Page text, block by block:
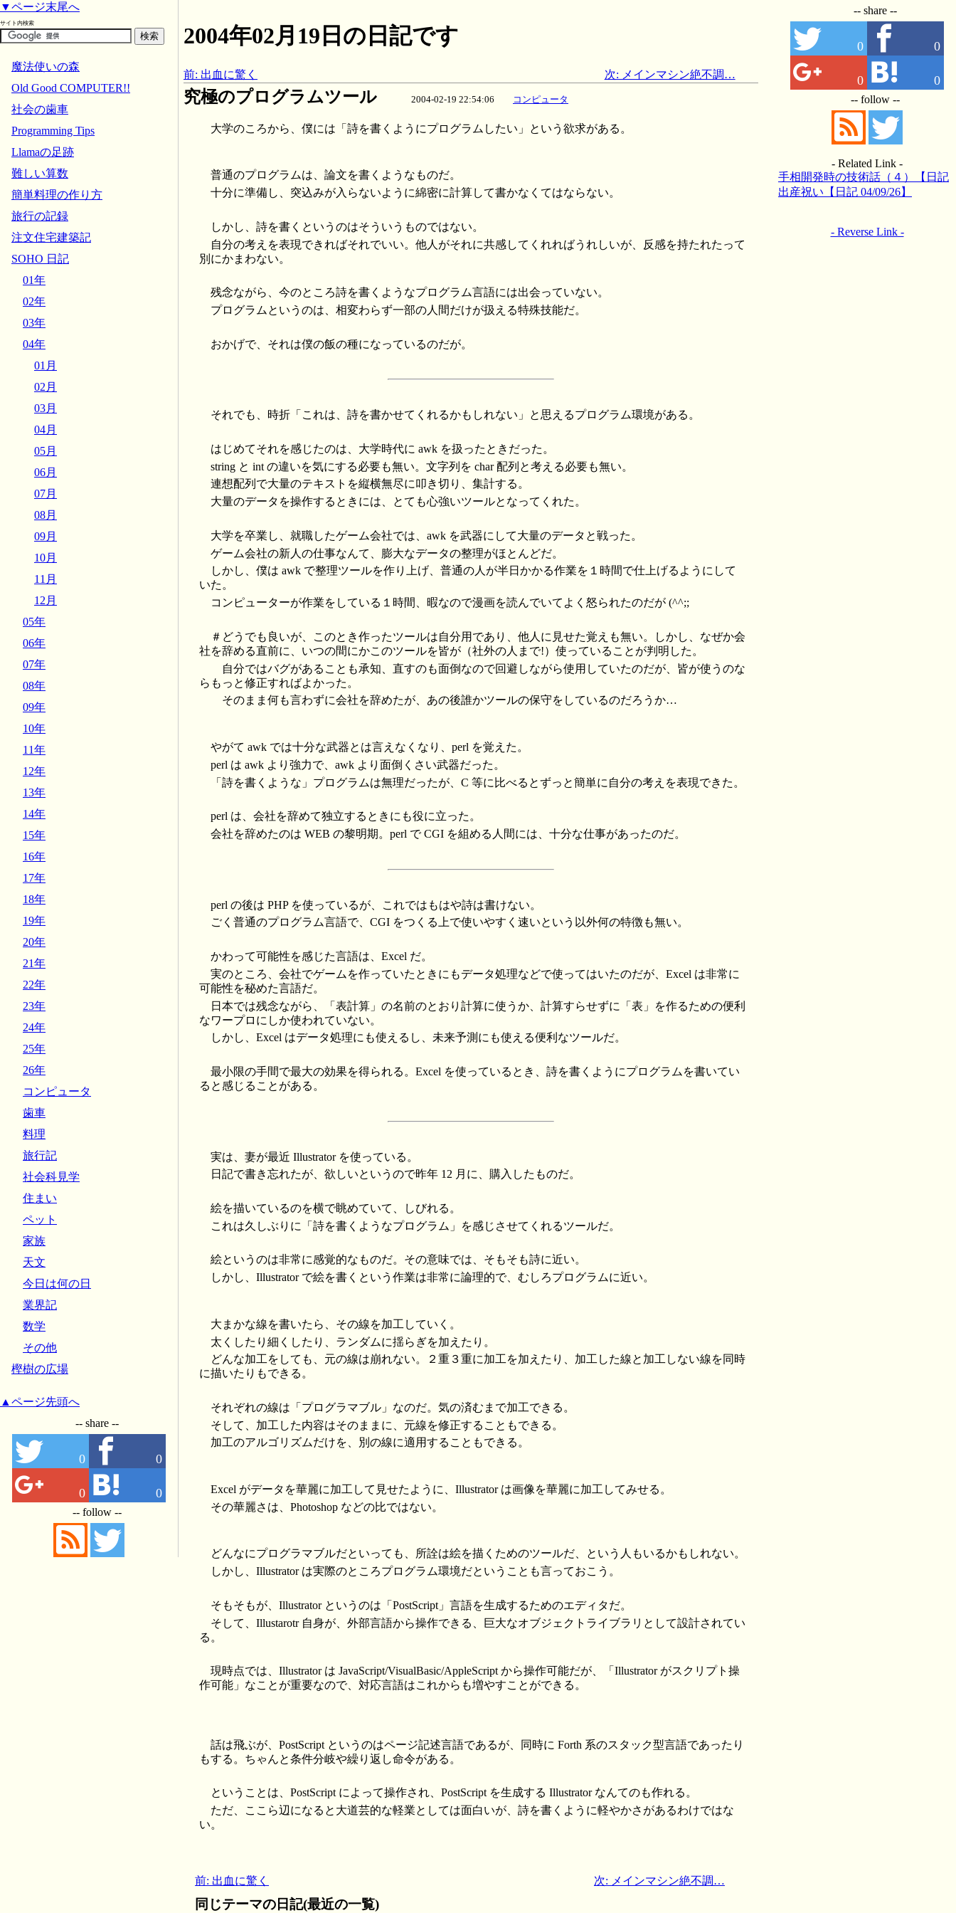
2004年02月19日の日記です
前: 出血に驚く 次: メインマシン絶不調…
究極のプログラムツール 2004-02-19 22:54:06 コンピュータ
大学のころから、僕には「詩を書くようにプログラムしたい」という欲求がある。
普通のプログラムは、論文を書くようなものだ。
十分に準備し、突込みが入らないように綿密に計算して書かなくてはならない。
しかし、詩を書くというのはそういうものではない。
自分の考えを表現できればそれでいい。他人がそれに共感してくれればうれしいが、反感を持たれたって
別にかまわない。
残念ながら、今のところ詩を書くようなプログラム言語には出会っていない。
プログラムというのは、相変わらず一部の人間だけが扱える特殊技能だ。
おかげで、それは僕の飯の種になっているのだが。
それでも、時折「これは、詩を書かせてくれるかもしれない」と思えるプログラム環境がある。
はじめてそれを感じたのは、大学時代に awk を扱ったときだった。
string と int の違いを気にする必要も無い。文字列を char 配列と考える必要も無い。
連想配列で大量のテキストを縦横無尽に叩き切り、集計する。
大量のデータを操作するときには、とても心強いツールとなってくれた。
大学を卒業し、就職したゲーム会社では、awk を武器にして大量のデータと戦った。
ゲーム会社の新人の仕事なんて、膨大なデータの整理がほとんどだ。
しかし、僕は awk で整理ツールを作り上げ、普通の人が半日かかる作業を１時間で仕上げるようにして
いた。
コンピューターが作業をしている１時間、暇なので漫画を読んでいてよく怒られたのだが (^^;;
＃どうでも良いが、このとき作ったツールは自分用であり、他人に見せた覚えも無い。しかし、なぜか会
社を辞める直前に、いつの間にかこのツールを皆が（社外の人まで!）使っていることが判明した。
自分ではバグがあることも承知、直すのも面倒なので回避しながら使用していたのだが、皆が使うのな
らもっと修正すればよかった。
そのまま何も言わずに会社を辞めたが、あの後誰かツールの保守をしているのだろうか…
やがて awk では十分な武器とは言えなくなり、perl を覚えた。
perl は awk より強力で、awk より面倒くさい武器だった。
「詩を書くような」プログラムは無理だったが、C 等に比べるとずっと簡単に自分の考えを表現できた。
perl は、会社を辞めて独立するときにも役に立った。
会社を辞めたのは WEB の黎明期。perl で CGI を組める人間には、十分な仕事があったのだ。
perl の後は PHP を使っているが、これではもはや詩は書けない。
ごく普通のプログラム言語で、CGI をつくる上で使いやすく速いという以外何の特徴も無い。
かわって可能性を感じた言語は、Excel だ。
実のところ、会社でゲームを作っていたときにもデータ処理などで使ってはいたのだが、Excel は非常に
可能性を秘めた言語だ。
日本では残念ながら、「表計算」の名前のとおり計算に使うか、計算すらせずに「表」を作るための便利
なワープロにしか使われていない。
しかし、Excel はデータ処理にも使えるし、未来予測にも使える便利なツールだ。
最小限の手間で最大の効果を得られる。Excel を使っているとき、詩を書くようにプログラムを書いてい
ると感じることがある。
実は、妻が最近 Illustrator を使っている。
日記で書き忘れたが、欲しいというので昨年 12 月に、購入したものだ。
絵を描いているのを横で眺めていて、しびれる。
これは久しぶりに「詩を書くようなプログラム」を感じさせてくれるツールだ。
絵というのは非常に感覚的なものだ。その意味では、そもそも詩に近い。
しかし、Illustrator で絵を書くという作業は非常に論理的で、むしろプログラムに近い。
大まかな線を書いたら、その線を加工していく。
太くしたり細くしたり、ランダムに揺らぎを加えたり。
どんな加工をしても、元の線は崩れない。２重３重に加工を加えたり、加工した線と加工しない線を同時
に描いたりもできる。
それぞれの線は「プログラマブル」なのだ。気の済むまで加工できる。
そして、加工した内容はそのままに、元線を修正することもできる。
加工のアルゴリズムだけを、別の線に適用することもできる。
Excel がデータを華麗に加工して見せたように、Illustrator は画像を華麗に加工してみせる。
その華麗さは、Photoshop などの比ではない。
どんなにプログラマブルだといっても、所詮は絵を描くためのツールだ、という人もいるかもしれない。
しかし、Illustrator は実際のところプログラム環境だということも言っておこう。
そもそもが、Illustrator というのは「PostScript」言語を生成するためのエディタだ。
そして、Illustarotr 自身が、外部言語から操作できる、巨大なオブジェクトライブラリとして設計されてい
る。
現時点では、Illustrator は JavaScript/VisualBasic/AppleScript から操作可能だが、「Illustrator がスクリプト操
作可能」なことが重要なので、対応言語はこれからも増やすことができる。
話は飛ぶが、PostScript というのはページ記述言語であるが、同時に Forth 系のスタック型言語であったり
もする。ちゃんと条件分岐や繰り返し命令がある。
ということは、PostScript によって操作され、PostScript を生成する Illustrator なんてのも作れる。
ただ、ここら辺になると大道芸的な軽業としては面白いが、詩を書くように軽やかさがあるわけではな
い。
前: 出血に驚く 次: メインマシン絶不調…
同じテーマの日記(最近の一覧)
-- share --
0 0
0 0
-- follow --
- Related Link -
手相開発時の技術話（４）【日記
15/03/18】
出産祝い【日記 04/09/26】
- Reverse Link -
▼ページ末尾へ
サイト内検索
魔法使いの森
Old Good COMPUTER!!
社会の歯車
Programming Tips
Llamaの足跡
難しい算数
簡単料理の作り方
旅行の記録
注文住宅建築記
SOHO 日記
01年
02年
03年
04年
01月
02月
03月
04月
05月
06月
07月
08月
09月
10月
11月
12月
05年
06年
07年
08年
09年
10年
11年
12年
13年
14年
15年
16年
17年
18年
19年
20年
21年
22年
23年
24年
25年
26年
コンピュータ
歯車
料理
旅行記
社会科見学
住まい
ペット
家族
天文
今日は何の日
業界記
数学
その他
樫樹の広場
▲ページ先頭へ
-- share --
0 0
0 0
-- follow --